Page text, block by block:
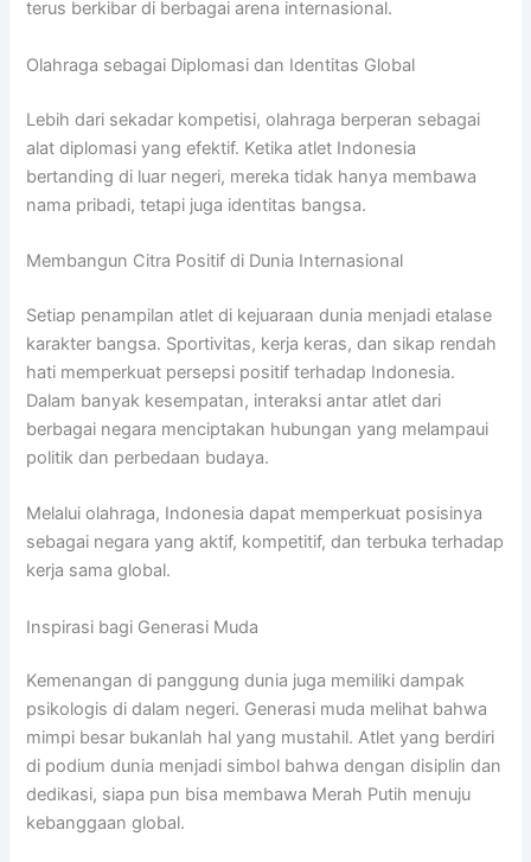
terus berkibar di berbagai arena internasional.
Olahraga sebagai Diplomasi dan Identitas Global
Lebih dari sekadar kompetisi, olahraga berperan sebagai
alat diplomasi yang efektif. Ketika atlet Indonesia
bertanding di luar negeri, mereka tidak hanya membawa
nama pribadi, tetapi juga identitas bangsa.
Membangun Citra Positif di Dunia Internasional
Setiap penampilan atlet di kejuaraan dunia menjadi etalase
karakter bangsa. Sportivitas, kerja keras, dan sikap rendah
hati memperkuat persepsi positif terhadap Indonesia.
Dalam banyak kesempatan, interaksi antar atlet dari
berbagai negara menciptakan hubungan yang melampaui
politik dan perbedaan budaya.
Melalui olahraga, Indonesia dapat memperkuat posisinya
sebagai negara yang aktif, kompetitif, dan terbuka terhadap
kerja sama global.
Inspirasi bagi Generasi Muda
Kemenangan di panggung dunia juga memiliki dampak
psikologis di dalam negeri. Generasi muda melihat bahwa
mimpi besar bukanlah hal yang mustahil. Atlet yang berdiri
di podium dunia menjadi simbol bahwa dengan disiplin dan
dedikasi, siapa pun bisa membawa Merah Putih menuju
kebanggaan global.